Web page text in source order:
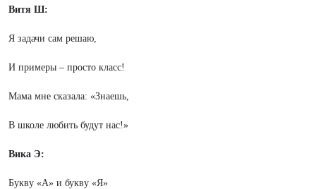
Витя Ш:
Я задачи сам решаю,
И примеры – просто класс!
Мама мне сказала: «Знаешь,
В школе любить будут нас!»
Вика Э:
Букву «А» и букву «Я»